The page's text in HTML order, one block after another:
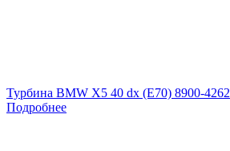
Турбина BMW X5 40 dx (E70) 8900-4262
Подробнее